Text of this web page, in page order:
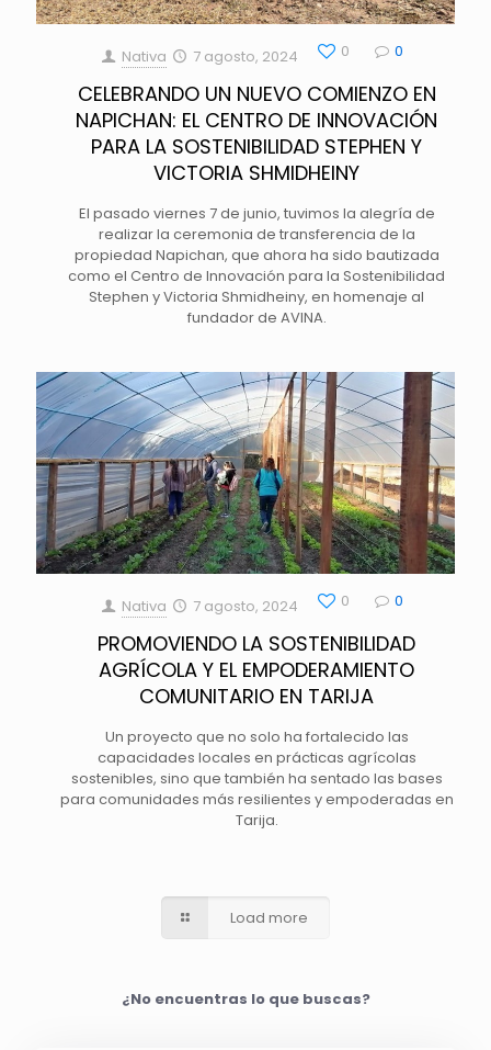
Nativa 7 agosto, 2024 0 0
CELEBRANDO UN NUEVO COMIENZO EN
NAPICHAN: EL CENTRO DE INNOVACIÓN
PARA LA SOSTENIBILIDAD STEPHEN Y
VICTORIA SHMIDHEINY
El pasado viernes 7 de junio, tuvimos la alegría de
realizar la ceremonia de transferencia de la
propiedad Napichan, que ahora ha sido bautizada
como el Centro de Innovación para la Sostenibilidad
Stephen y Victoria Shmidheiny, en homenaje al
fundador de AVINA.
Nativa 7 agosto, 2024 0 0
PROMOVIENDO LA SOSTENIBILIDAD
AGRÍCOLA Y EL EMPODERAMIENTO
COMUNITARIO EN TARIJA
Un proyecto que no solo ha fortalecido las
capacidades locales en prácticas agrícolas
sostenibles, sino que también ha sentado las bases
para comunidades más resilientes y empoderadas en
Tarija.
Load more
¿No encuentras lo que buscas?